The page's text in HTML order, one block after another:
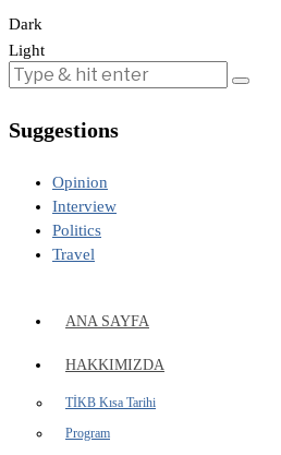
Dark
Light
Suggestions
Opinion
Interview
Politics
Travel
ANA SAYFA
HAKKIMIZDA
TİKB Kısa Tarihi
Program